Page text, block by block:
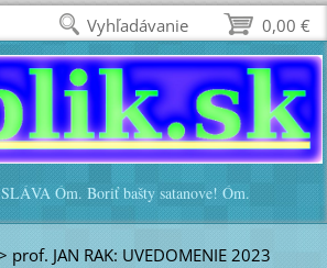
Óm. Boriť bašty satanove! Óm.
prof. JAN RAK: UVEDOMENIE 2023
0,00 €
Vyhľadávanie